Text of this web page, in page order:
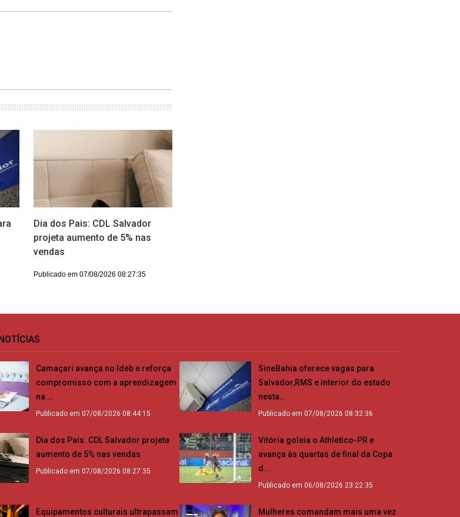
Dia dos Pais: CDL Salvador
projeta aumento de 5% nas
vendas
Publicado em 07/08/2026 08:27:35
Camaçari avança no Ideb e reforça
compromisso com a aprendizagem
na ...
Publicado em 07/08/2026 08:44:15
SineBahia oferece vagas para
Salvador,RMS e interior do estado
nesta...
Publicado em 07/08/2026 08:32:36
Dia dos Pais: CDL Salvador projeta
aumento de 5% nas vendas
Publicado em 07/08/2026 08:27:35
Vitória goleia o Athletico-PR e
avança às quartas de final da Copa
d...
Publicado em 06/08/2026 23:22:35
Equipamentos culturais ultrapassam Mulheres comandam mais uma vez